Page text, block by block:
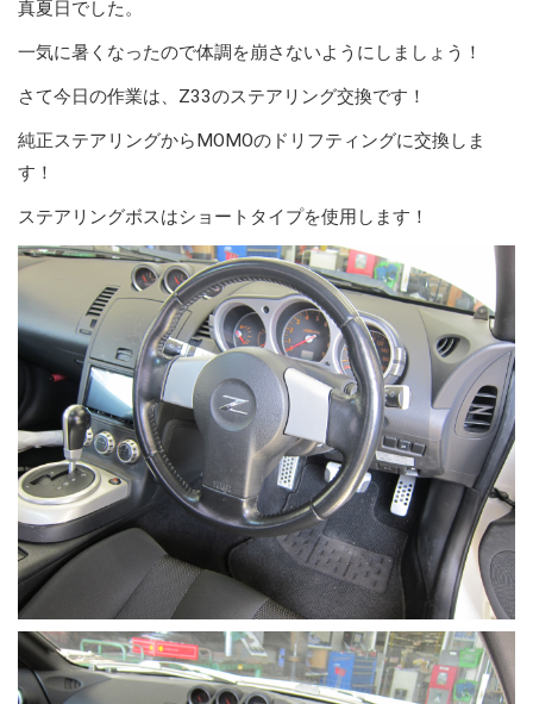
真夏日でした。
一気に暑くなったので体調を崩さないようにしましょう！
さて今日の作業は、Z33のステアリング交換です！
純正ステアリングからMOMOのドリフティングに交換しま
す！
ステアリングボスはショートタイプを使用します！